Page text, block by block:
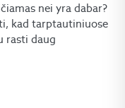
nei yra dabar?
kad tarptautiniuose
rasti daug